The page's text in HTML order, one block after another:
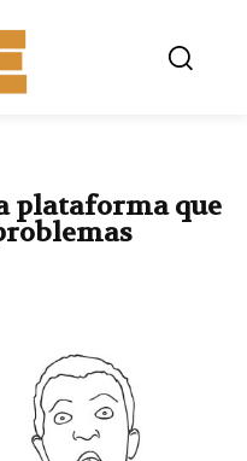
plataforma que